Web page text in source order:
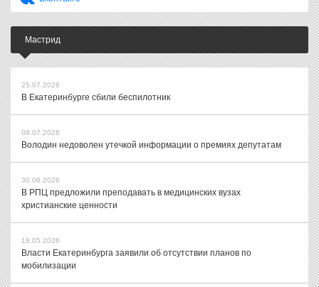
Мастрид
25.07.2026
В Екатеринбурге сбили беспилотник
08.07.2026
Володин недоволен утечкой информации о премиях депутатам
30.06.2026
В РПЦ предложили преподавать в медицинских вузах
христианские ценности
19.05.2026
Власти Екатеринбурга заявили об отсутствии планов по
мобилизации